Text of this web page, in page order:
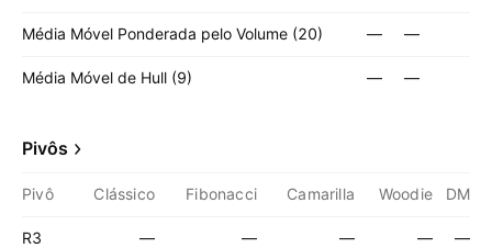
Média Móvel Ponderada pelo Volume (20) — —
Média Móvel de Hull (9) — —
Pivôs
Pivô Clássico Fibonacci Camarilla Woodie DM
R3 — — — — —